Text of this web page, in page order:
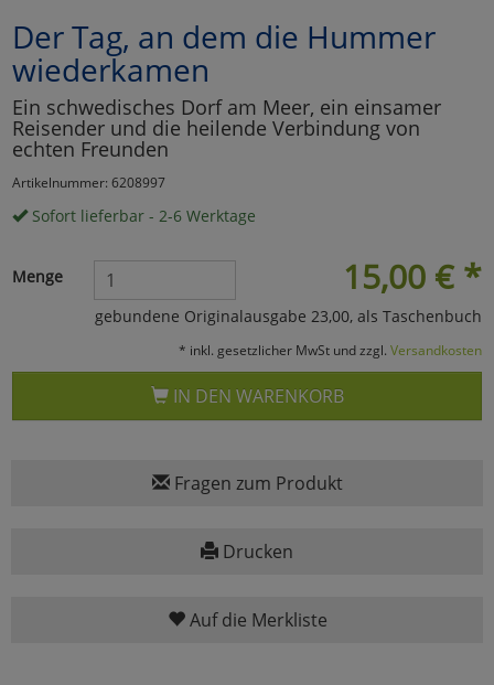
Der Tag, an dem die Hummer
wiederkamen
Ein schwedisches Dorf am Meer, ein einsamer
Reisender und die heilende Verbindung von
echten Freunden
Artikelnummer: 6208997
Sofort lieferbar - 2-6 Werktage
15,00 € *
Menge
gebundene Originalausgabe 23,00, als Taschenbuch
* inkl. gesetzlicher MwSt und zzgl. Versandkosten
IN DEN WARENKORB
Fragen zum Produkt
Drucken
Auf die Merkliste
Marketing
Umfragetools
zu Haupptseite